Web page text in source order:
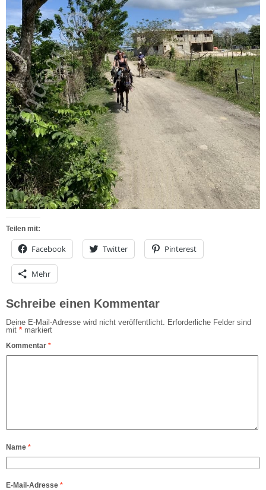
Teilen mit:
Facebook Twitter Pinterest
Mehr
Schreibe einen Kommentar
Deine E-Mail-Adresse wird nicht veröffentlicht.
Erforderliche Felder sind
mit * markiert
Kommentar *
Name *
E-Mail-Adresse *